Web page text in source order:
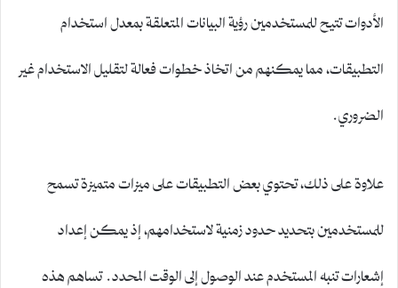
الأدوات تتيح للمستخدمين رؤية البيانات المتعلقة بمعدل استخدام
التطبيقات، مما يمكنهم من اتخاذ خطوات فعالة لتقليل الاستخدام غير
الضروري.
علاوة على ذلك، تحتوي بعض التطبيقات على ميزات متميزة تسمح
للمستخدمين بتحديد حدود زمنية لاستخدامهم، إذ يمكن إعداد
إشعارات تنبه المستخدم عند الوصول إلى الوقت المحدد. تساهم هذه